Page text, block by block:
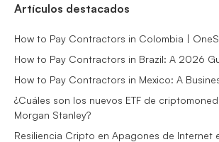
Artículos destacados
How to Pay Contractors in Colombia |
How to Pay Contractors in Brazil: A 2026
How to Pay Contractors in Mexico: A
¿Cuáles son los nuevos ETF de
Morgan Stanley?
Resiliencia Cripto en Apagones de Internet